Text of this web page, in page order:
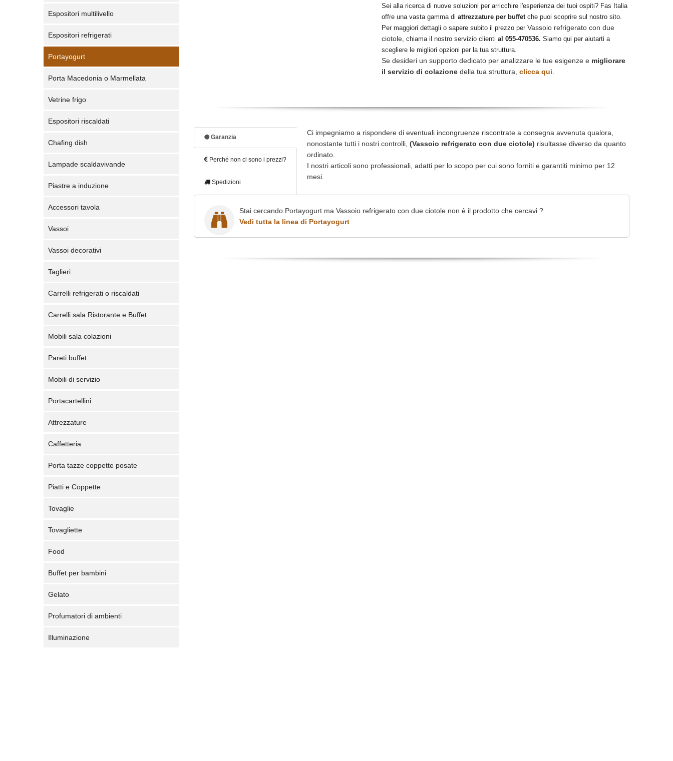
Espositori multilivello
Espositori refrigerati
Portayogurt
Porta Macedonia o Marmellata
Vetrine frigo
Espositori riscaldati
Chafing dish
Lampade scaldavivande
Piastre a induzione
Accessori tavola
Vassoi
Vassoi decorativi
Taglieri
Carrelli refrigerati o riscaldati
Carrelli sala Ristorante e Buffet
Mobili sala colazioni
Pareti buffet
Mobili di servizio
Portacartellini
Attrezzature
Caffetteria
Porta tazze coppette posate
Piatti e Coppette
Tovaglie
Tovagliette
Food
Buffet per bambini
Gelato
Profumatori di ambienti
Illuminazione
Sei alla ricerca di nuove soluzioni per arricchire l'esperienza dei tuoi ospiti? Fas Italia
offre una vasta gamma di attrezzature per buffetche puoi scoprire sul nostro sito.
Per maggiori dettagli o sapere subito il prezzo per Vassoio refrigerato con due
ciotole, chiama il nostro servizio clienti al 055-470536. Siamo qui per aiutarti a
scegliere le migliori opzioni per la tua struttura.
Se desideri un supporto dedicato per analizzare le tue esigenze e migliorare
il servizio di colazione della tua struttura, clicca qui
Garanzia
Perché non ci sono i prezzi?
Spedizioni
Ci impegniamo a rispondere di eventuali incongruenze riscontrate a consegna avvenuta qualora,
nonostante tutti i nostri controlli, (Vassoio refrigerato con due ciotole) risultasse diverso da quanto
ordinato.
I nostri articoli sono professionali, adatti per lo scopo per cui sono forniti e garantiti minimo per 12
mesi.
Stai cercando Portayogurt ma Vassoio refrigerato con due ciotole non è il prodotto che cercavi ?
Vedi tutta la linea di Portayogurt